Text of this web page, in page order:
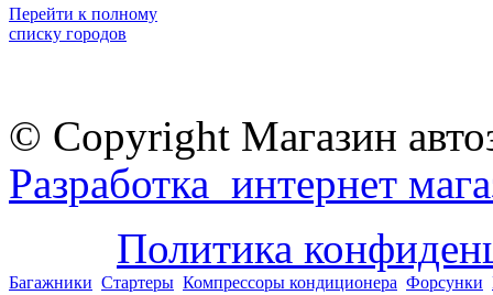
Перейти к полному
списку городов
© Copyright Магазин
Разработка интернет
Политика
Багажники Стартеры Компрессоры кондиционера Форсунки